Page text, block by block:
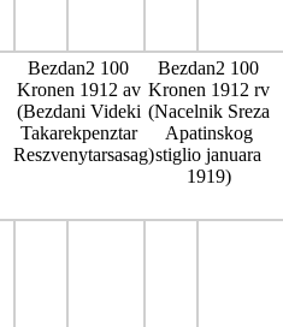
Bezdan2 100
Kronen 1912 av
(Bezdani Videki
Takarekpenztar
Reszvenytarsasag)
Bezdan2 100
Kronen 1912 rv
(Nacelnik Sreza
Apatinskog
stiglio januara
1919)